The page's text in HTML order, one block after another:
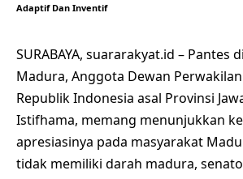
Adaptif Dan Inventif
SURABAYA, suararakyat.id – Pantes
Madura, Anggota Dewan
Republik Indonesia asal Provinsi
Istifhama, memang menunjukkan
apresiasinya pada masyarakat
tidak memiliki darah madura,